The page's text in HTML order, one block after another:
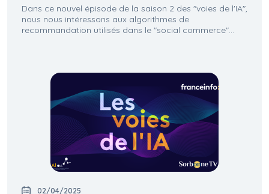
Dans ce nouvel épisode de la saison 2 des "voies de l'IA",
nous nous intéressons aux algorithmes de
recommandation utilisés dans le "social commerce"...
02/04/2025